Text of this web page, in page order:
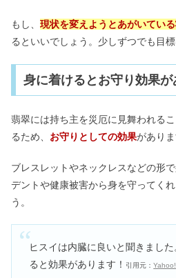
もし、 現状を変えようとあがいてい
るといいでしょう。少しずつでも目
身に着けるとお守り効果が
翡翠には持ち主を災厄に見舞われる
るため、 お守りとしての効果がありま
ブレスレットやネックレスなどの形
デントや健康被害から身を守ってく
う。
ヒスイは内臓に良いと聞きまし
ると効果があります！
引用元：